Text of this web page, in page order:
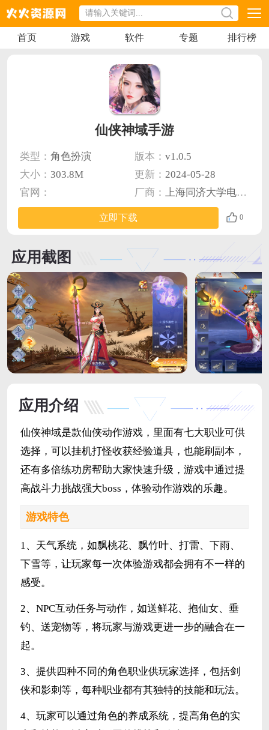
首页 游戏 软件 专题 排行榜
仙侠神域手游
类型： 角色扮演 版本： v1.0.5
大小： 303.8M 更新： 2024-05-28
官网：
厂商： 上海同济大学电子音像出版社
立即下载 0
应用截图
应用介绍
仙侠神域是款仙侠动作游戏，里面有七大职业可供
选择，可以挂机打怪收获经验道具，也能刷副本，
还有多倍练功房帮助大家快速升级，游戏中通过提
高战斗力挑战强大boss，体验动作游戏的乐趣。
游戏特色
1、天气系统，如飘桃花、飘竹叶、打雷、下雨、
下雪等，让玩家每一次体验游戏都会拥有不一样的
感受。
2、NPC互动任务与动作，如送鲜花、抱仙女、垂
钓、送宠物等，将玩家与游戏更进一步的融合在一
起。
3、提供四种不同的角色职业供玩家选择，包括剑
侠和影刺等，每种职业都有其独特的技能和玩法。
4、玩家可以通过角色的养成系统，提高角色的实